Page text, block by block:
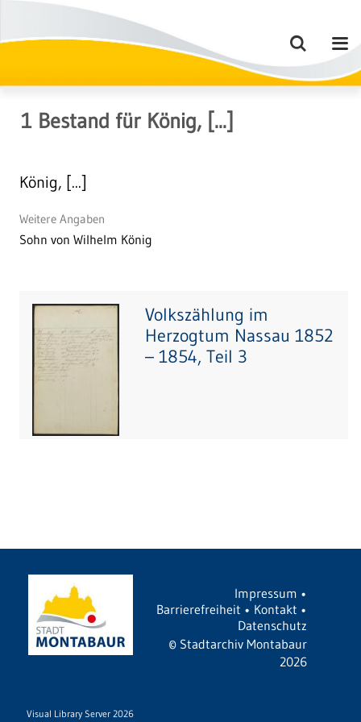
1 Bestand für König, [...]
König, [...]
Weitere Angaben
Sohn von Wilhelm König
Volkszählung im
Herzogtum Nassau 1852
– 1854, Teil 3
Impressum •
Barrierefreiheit • Kontakt •
Datenschutz
© Stadtarchiv Montabaur
2026
Visual Library Server 2026